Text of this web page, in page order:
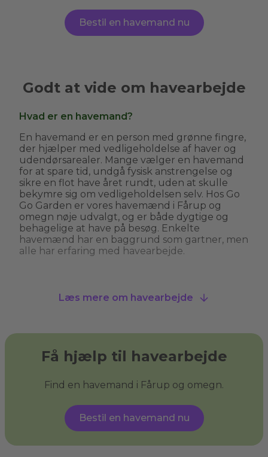
Bestil en havemand nu
Godt at vide om havearbejde
Hvad er en havemand?
En havemand er en person med grønne fingre,
der hjælper med vedligeholdelse af haver og
udendørsarealer. Mange vælger en havemand
for at spare tid, undgå fysisk anstrengelse og
sikre en flot have året rundt, uden at skulle
bekymre sig om vedligeholdelsen selv. Hos Go
Go Garden er vores havemænd i Fårup og
omegn nøje udvalgt, og er både dygtige og
behagelige at have på besøg. Enkelte
havemænd har en baggrund som gartner, men
alle har erfaring med havearbejde.
En havemand kan hjælpe med alt fra
beskæring af træer. Nogle havemænd i Fårup
og omegn tilbyder også specialiserede services
som træfældning, fliserens og anlægning af nye
kan få den have, du drømmer om, og sikre, at
din have ser velplejet ud uden at du behøver
at løfte en finger.
Hvad er haveservice?
Læs mere om havearbejde
Få hjælp til havearbejde
Find en havemand i Fårup og omegn.
Bestil en havemand nu